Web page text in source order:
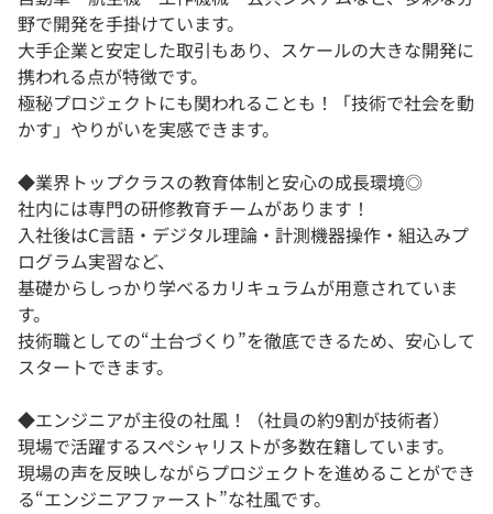
野で開発を手掛けています。
大手企業と安定した取引もあり、スケールの大きな開発に
携われる点が特徴です。
極秘プロジェクトにも関われることも！「技術で社会を動
かす」やりがいを実感できます。
◆業界トップクラスの教育体制と安心の成長環境◎
社内には専門の研修教育チームがあります！
入社後はC言語・デジタル理論・計測機器操作・組込みプ
ログラム実習など、
基礎からしっかり学べるカリキュラムが用意されていま
す。
技術職としての“土台づくり”を徹底できるため、安心して
スタートできます。
◆エンジニアが主役の社風！（社員の約9割が技術者）
現場で活躍するスペシャリストが多数在籍しています。
現場の声を反映しながらプロジェクトを進めることができ
る“エンジニアファースト”な社風です。